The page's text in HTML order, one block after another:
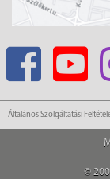
Általános Szolgáltatási
©